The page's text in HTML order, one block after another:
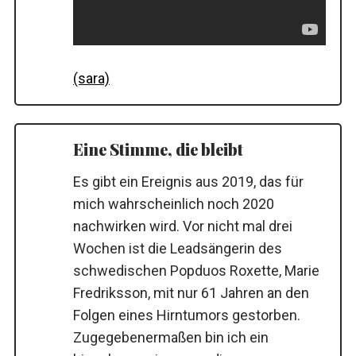
(sara)
Eine Stimme, die bleibt
Es gibt ein Ereignis aus 2019, das für
mich wahrscheinlich noch 2020
nachwirken wird. Vor nicht mal drei
Wochen ist die Leadsängerin des
schwedischen Popduos Roxette, Marie
Fredriksson, mit nur 61 Jahren an den
Folgen eines Hirntumors gestorben.
Zugegebenermaßen bin ich ein